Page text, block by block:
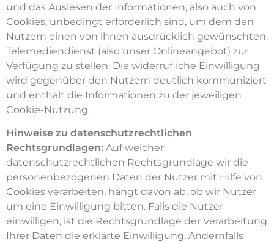
und das Auslesen der Informationen, also auch von
Cookies, unbedingt erforderlich sind, um dem den
Nutzern einen von ihnen ausdrücklich gewünschten
Telemediendienst (also unser Onlineangebot) zur
Verfügung zu stellen. Die widerrufliche Einwilligung
wird gegenüber den Nutzern deutlich kommuniziert
und enthält die Informationen zu der jeweiligen
Cookie-Nutzung.
Hinweise zu datenschutzrechtlichen
Rechtsgrundlagen: Auf welcher
datenschutzrechtlichen Rechtsgrundlage wir die
personenbezogenen Daten der Nutzer mit Hilfe von
Cookies verarbeiten, hängt davon ab, ob wir Nutzer
um eine Einwilligung bitten. Falls die Nutzer
einwilligen, ist die Rechtsgrundlage der Verarbeitung
Ihrer Daten die erklärte Einwilligung. Andernfalls